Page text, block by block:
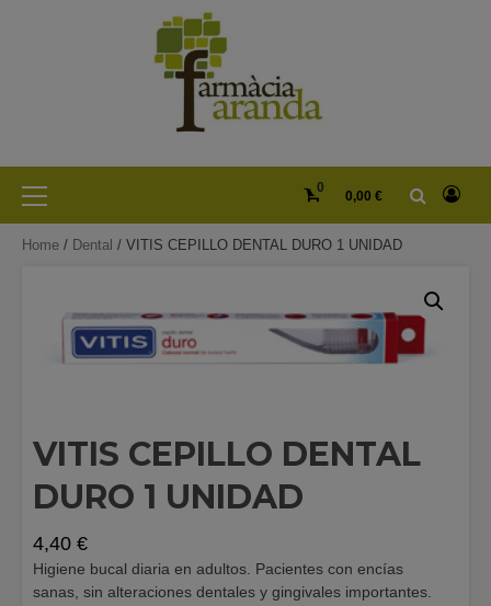
Primary
Menu
0
0,00 €
Home / Dental / VITIS CEPILLO DENTAL DURO 1 UNIDAD
VITIS CEPILLO DENTAL
DURO 1 UNIDAD
4,40 €
Higiene bucal diaria en adultos. Pacientes con encías
sanas, sin alteraciones dentales y gingivales importantes.